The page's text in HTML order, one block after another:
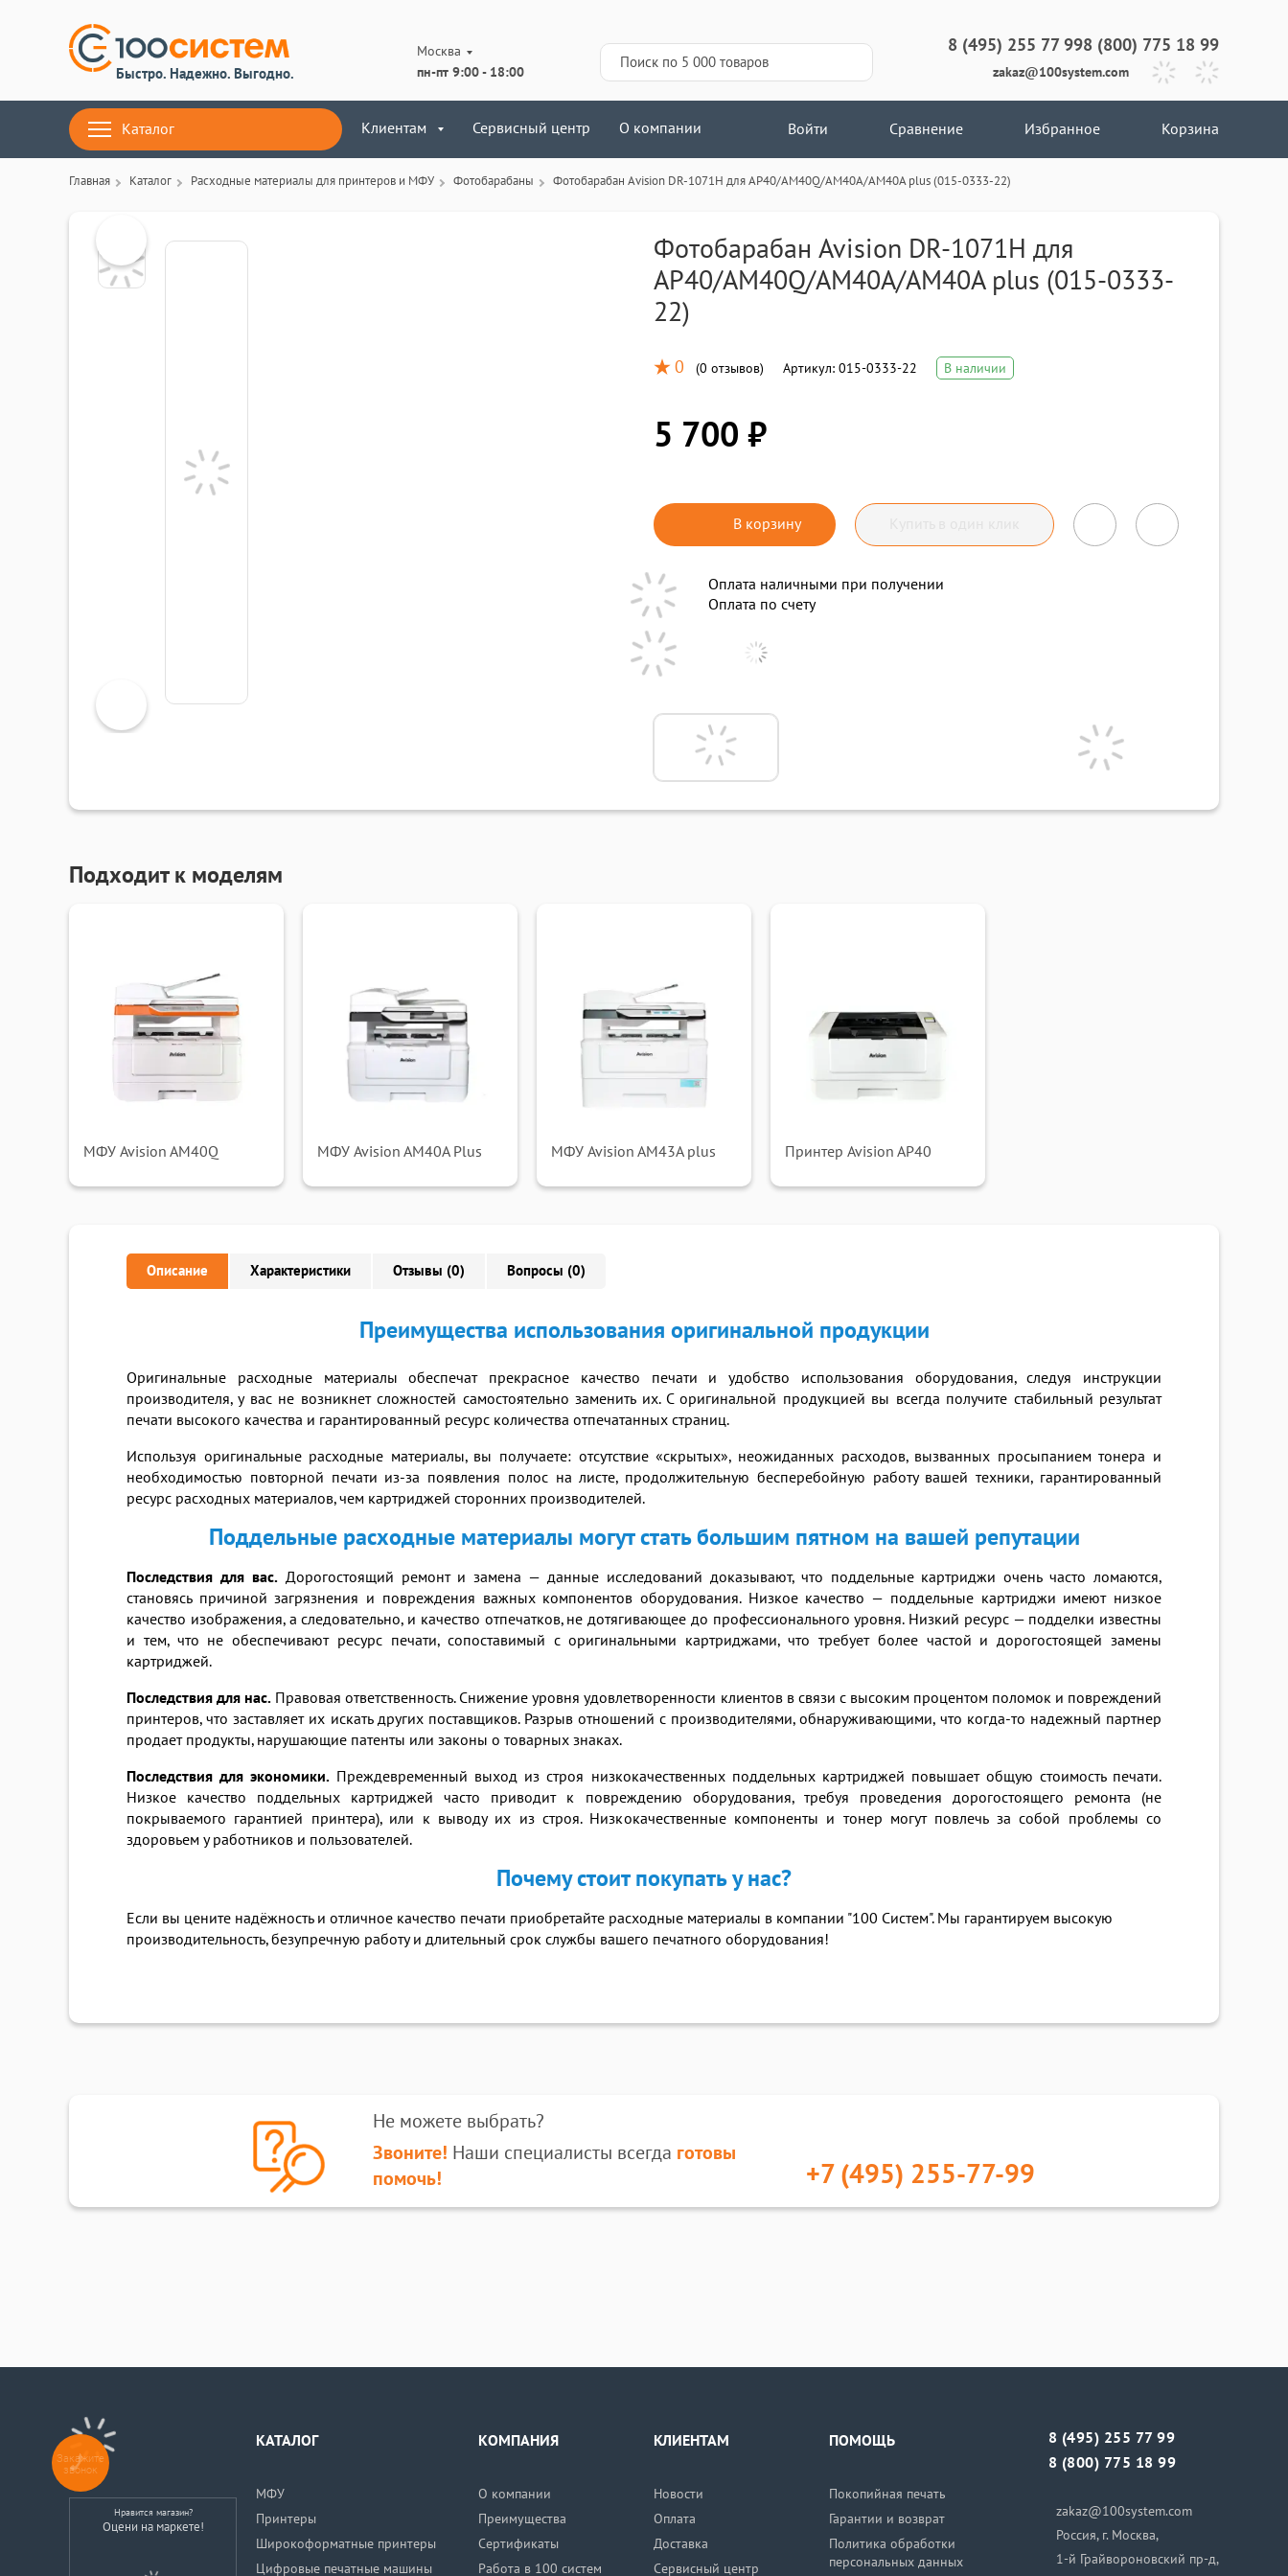
Быстро. Надежно. Выгодно.
Москва
пн-пт 9:00 - 18:00
8 (495) 255 77 998 (800) 775 18 99
zakaz@100system.com
Каталог Клиентам Сервисный центр О компании Войти Сравнение Избранное Корзина
Главная Каталог Расходные материалы для принтеров и МФУ Фотобарабаны Фотобарабан Avision DR-1071H для AP40/AM40Q/AM40A/AM40A plus (015-0333-22)
Фотобарабан Avision DR-1071H для
AP40/AM40Q/AM40A/AM40A plus (015-0333-
22)
0 (0 отзывов) Артикул: 015-0333-22 В наличии
5 700 ₽
В корзину
Оплата наличными при получении
Оплата по счету
Подходит к моделям
МФУ Avision AM40Q МФУ Avision AM40A Plus МФУ Avision AM43A plus Принтер Avision AP40
Описание Характеристики Отзывы (0) Вопросы (0)
Преимущества использования оригинальной продукции
Оригинальные расходные материалы обеспечат прекрасное качество печати и удобство использования оборудования, следуя инструкции
производителя, у вас не возникнет сложностей самостоятельно заменить их. С оригинальной продукцией вы всегда получите стабильный результат
печати высокого качества и гарантированный ресурс количества отпечатанных страниц.
Используя оригинальные расходные материалы, вы получаете: отсутствие «скрытых», неожиданных расходов, вызванных просыпанием тонера и
необходимостью повторной печати из-за появления полос на листе, продолжительную бесперебойную работу вашей техники, гарантированный
ресурс расходных материалов, чем картриджей сторонних производителей.
Поддельные расходные материалы могут стать большим пятном на вашей репутации
Последствия для вас.Дорогостоящий ремонт и замена — данные исследований доказывают, что поддельные картриджи очень часто ломаются,
становясь причиной загрязнения и повреждения важных компонентов оборудования. Низкое качество — поддельные картриджи имеют низкое
качество изображения, а следовательно, и качество отпечатков, не дотягивающее до профессионального уровня. Низкий ресурс — подделки известны
и тем, что не обеспечивают ресурс печати, сопоставимый с оригинальными картриджами, что требует более частой и дорогостоящей замены
картриджей.
Последствия для нас. Правовая ответственность. Снижение уровня удовлетворенности клиентов в связи с высоким процентом поломок и повреждений
принтеров, что заставляет их искать других поставщиков. Разрыв отношений с производителями, обнаруживающими, что когда-то надежный партнер
продает продукты, нарушающие патенты или законы о товарных знаках.
Последствия для экономики. Преждевременный выход из строя низкокачественных поддельных картриджей повышает общую стоимость печати.
Низкое качество поддельных картриджей часто приводит к повреждению оборудования, требуя проведения дорогостоящего ремонта (не
покрываемого гарантией принтера), или к выводу их из строя. Низкокачественные компоненты и тонер могут повлечь за собой проблемы со
здоровьем у работников и пользователей.
Почему стоит покупать у нас?
Если вы цените надёжность и отличное качество печати приобретайте расходные материалы в компании "100 Систем". Мы гарантируем высокую
производительность, безупречную работу и длительный срок службы вашего печатного оборудования!
Не можете выбрать?
Звоните! Наши специалисты всегда готовы
помочь!
+7 (495) 255-77-99
Нравится магазин?
Оцени на маркете!
КАТАЛОГ
МФУ
Принтеры
Широкоформатные принтеры
Цифровые печатные машины
КОМПАНИЯ
О компании
Преимущества
Сертификаты
Работа в 100 систем
КЛИЕНТАМ
Новости
Оплата
Доставка
Сервисный центр
ПОМОЩЬ
Покопийная печать
Гарантии и возврат
Политика обработки
персональных данных
8 (495) 255 77 99
8 (800) 775 18 99
zakaz@100system.com
Россия, г. Москва,
1-й Грайвороновский пр-д,
Закажите
звонок